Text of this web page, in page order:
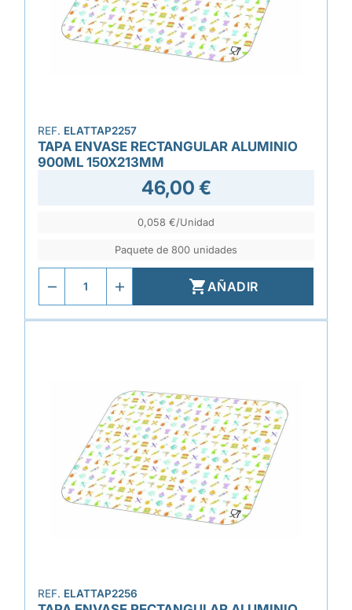
REF. ELATTAP2257
TAPA ENVASE RECTANGULAR ALUMINIO
900ML 150X213MM
46,00 €
0,058 €/Unidad
Paquete de 800 unidades
AÑADIR
REF. ELATTAP2256